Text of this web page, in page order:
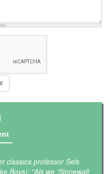
classica professor Sels
Boys): "Als we 'Stonewall